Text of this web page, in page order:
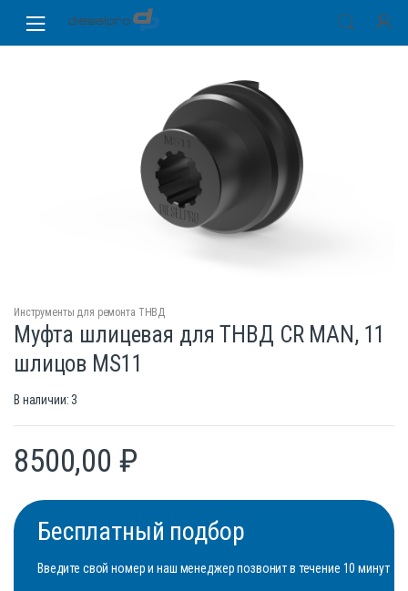
navigation
content
Инструменты для ремонта ТНВД
Муфта шлицевая для ТНВД CR MAN, 11
шлицов MS11
В наличии: 3
8500,00 ₽
Бесплатный подбор
Введите свой номер и наш менеджер позвонит в течение 10 минут